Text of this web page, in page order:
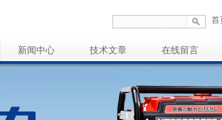
首
新闻中心 技术文章 在线留言